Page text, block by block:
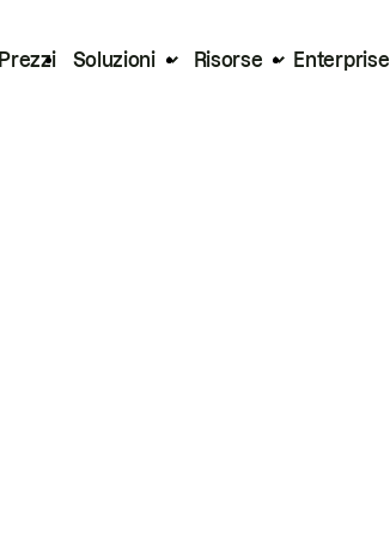
Prezzi Soluzioni Risorse Enterprise